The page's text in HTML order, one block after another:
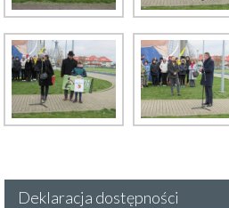
Deklaracja dostępności